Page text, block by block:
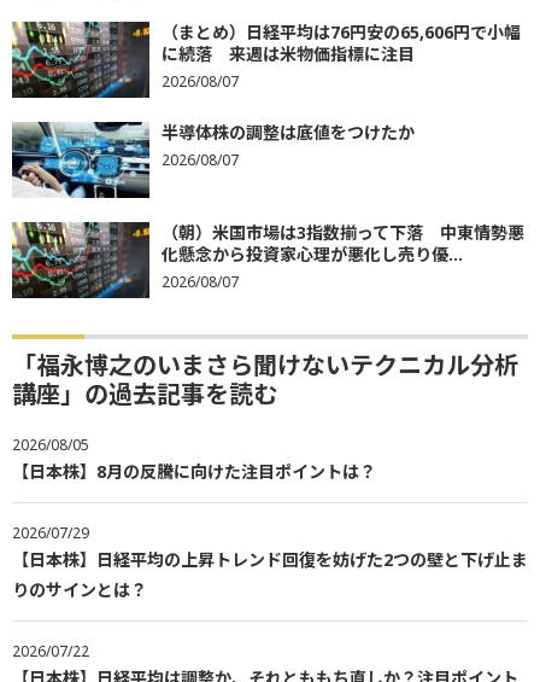
（まとめ）日経平均は76円安の65,606円で小幅
に続落 来週は米物価指標に注目
2026/08/07
半導体株の調整は底値をつけたか
2026/08/07
（朝）米国市場は3指数揃って下落 中東情勢悪
化懸念から投資家心理が悪化し売り優...
2026/08/07
「福永博之のいまさら聞けないテクニカル分析
講座」の過去記事を読む
2026/08/05
【日本株】8月の反騰に向けた注目ポイントは？
2026/07/29
【日本株】日経平均の上昇トレンド回復を妨げた2つの壁と下げ止ま
りのサインとは？
2026/07/22